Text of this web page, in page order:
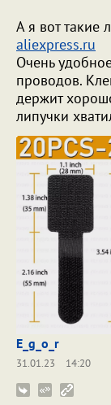
А я вот такие
aliexpress.ru
Очень
проводов.
держит
липучки
E_g_o_r
31.01.23
14:20